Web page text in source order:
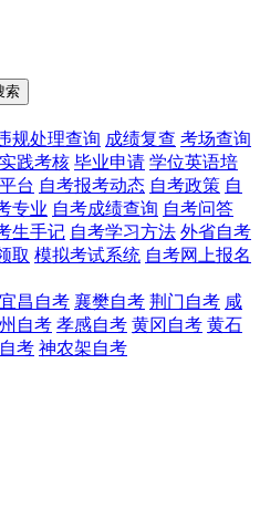
索
规处理查询 成绩复查 考场查询
实践考核 毕业申请 学位英语培
台 自考报考动态 自考政策 自
专业 自考成绩查询 自考问答
生手记 自考学习方法 外省自考
取 模拟考试系统 自考网上报名
宜昌自考 襄樊自考 荆门自考 咸
自考 孝感自考 黄冈自考 黄石
考 神农架自考